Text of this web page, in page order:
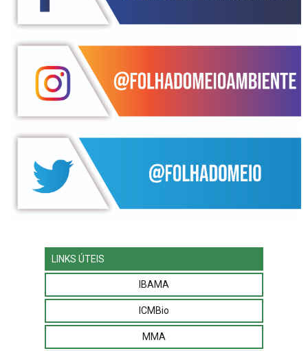
LINKS ÚTEIS
IBAMA
ICMBio
MMA